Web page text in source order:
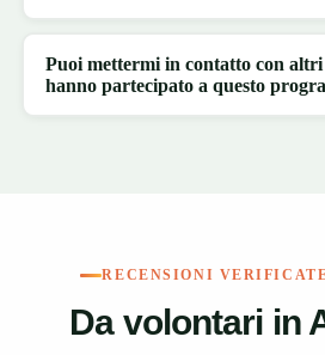
Puoi mettermi in contatto con
hanno partecipato a questo
RECENSIONI
Da volontari in